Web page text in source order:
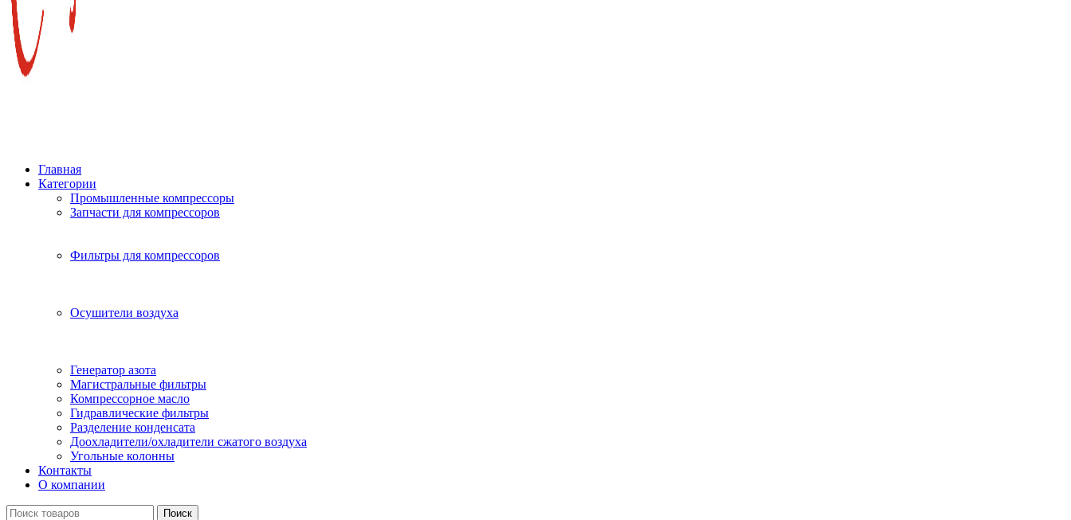
Главная
Категории
Промышленные компрессоры
Запчасти для компрессоров
Фильтры для компрессоров
Осушители воздуха
Генератор азота
Магистральные фильтры
Компрессорное масло
Гидравлические фильтры
Разделение конденсата
Доохладители/охладители сжатого воздуха
Угольные колонны
Контакты
О компании
Поиск